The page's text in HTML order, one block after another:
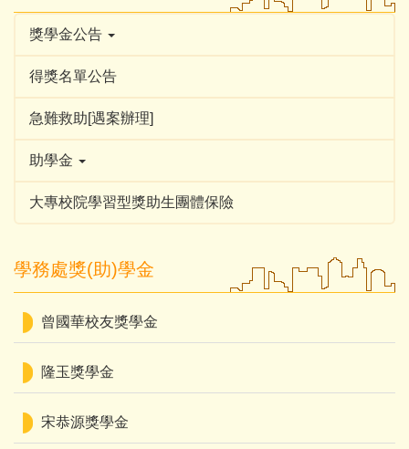
獎學金公告
得獎名單公告
急難救助[遇案辦理]
助學金
大專校院學習型獎助生團體保險
學務處獎(助)學金
曾國華校友獎學金
隆玉獎學金
宋恭源獎學金